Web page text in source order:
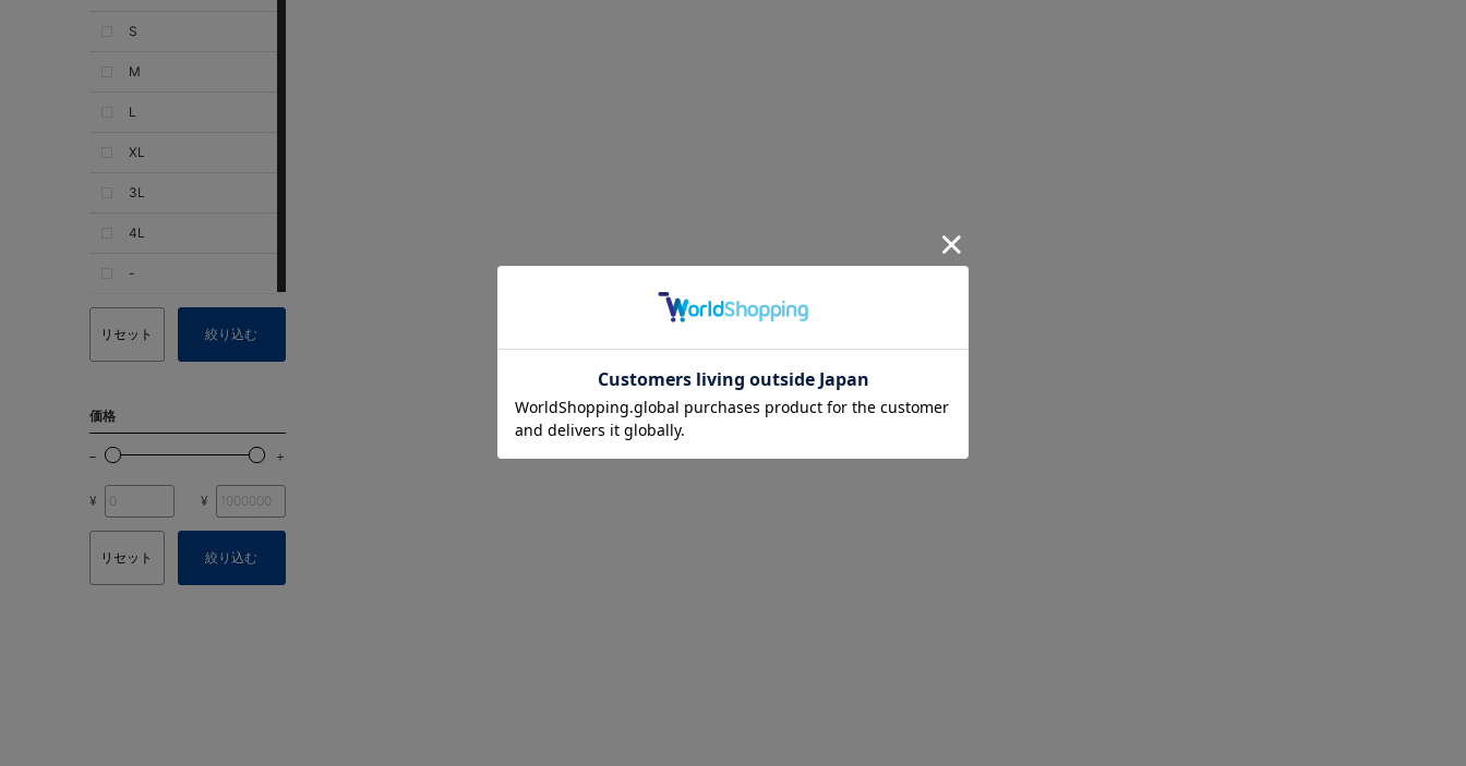
S
M
L
XL
3L
4L
-
リセット 絞り込む
価格
¥ ¥
リセット 絞り込む